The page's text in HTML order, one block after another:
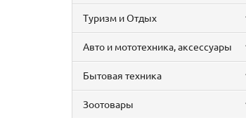
Туризм и Отдых
Авто и мототехника, аксессуары
Бытовая техника
Зоотовары